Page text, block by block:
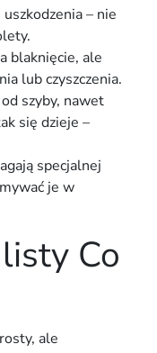
– nie
blaknięcie, ale
lub czyszczenia.
szyby, nawet
się dzieje –
specjalnej
je w
Co
ale